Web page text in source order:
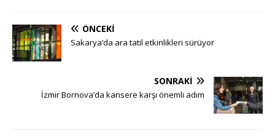
ÖNCEKI
Sakarya’da ara tatil etkinlikleri sürüyor
SONRAKI
İzmir Bornova’da kansere karşı önemli adım